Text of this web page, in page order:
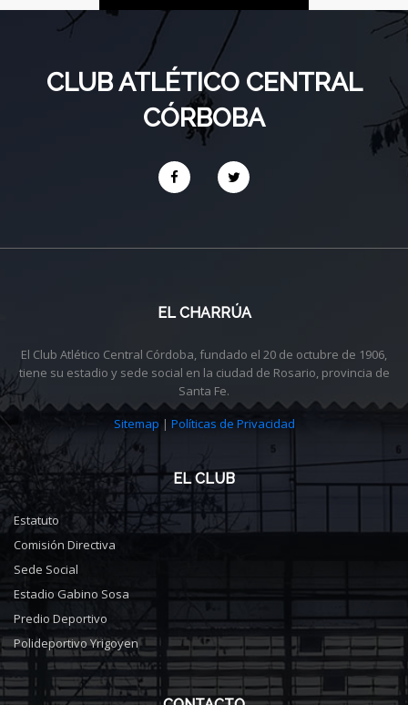
CLUB ATLÉTICO CENTRAL
CÓRBOBA
EL CHARRÚA
El Club Atlético Central Córdoba, fundado el 20 de octubre de 1906,
tiene su estadio y sede social en la ciudad de Rosario, provincia de
Santa Fe.
Sitemap | Políticas de Privacidad
EL CLUB
Estatuto
Comisión Directiva
Sede Social
Estadio Gabino Sosa
Predio Deportivo
Polideportivo Yrigoyen